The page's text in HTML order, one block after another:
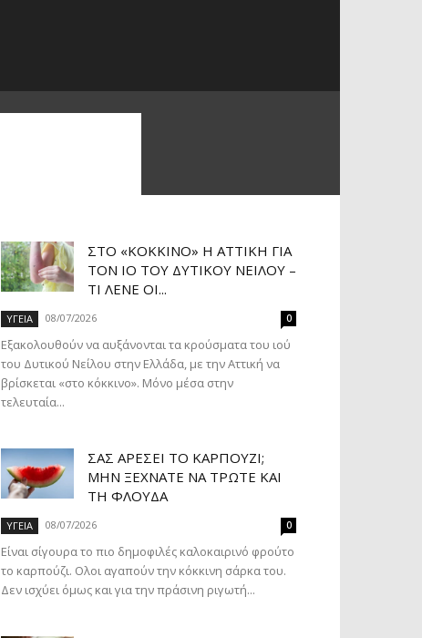
ΣΤΟ «ΚΌΚΚΙΝΟ» Η ΑΤΤΙΚΉ ΓΙΑ
ΤΟΝ ΙΌ ΤΟΥ ΔΥΤΙΚΟΎ ΝΕΊΛΟΥ –
ΤΙ ΛΈΝΕ ΟΙ...
ΥΓΕΙΑ 08/07/2026 0
Εξακολουθούν να αυξάνονται τα κρούσματα του ιού
του Δυτικού Νείλου στην Ελλάδα, με την Αττική να
βρίσκεται «στο κόκκινο». Μόνο μέσα στην
τελευταία...
ΣΑΣ ΑΡΈΣΕΙ ΤΟ ΚΑΡΠΟΎΖΙ;
ΜΗΝ ΞΕΧΝΆΤΕ ΝΑ ΤΡΏΤΕ ΚΑΙ
ΤΗ ΦΛΟΎΔΑ
ΥΓΕΙΑ 08/07/2026 0
Eίναι σίγουρα το πιο δημοφιλές καλοκαιρινό φρούτο
το καρπούζι. Ολοι αγαπούν την κόκκινη σάρκα του.
Δεν ισχύει όμως και για την πράσινη ριγωτή...